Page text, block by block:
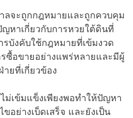
ลจะถูกกฎหมายและถูกควบคุม
หาเกี่ยวกับการหวยใต้ดินที่
บังคับใช้กฎหมายที่เข้มงวด
ซื้อขายอย่างแพร่หลายและมีผู้
ยที่เกี่ยวข้อง
ม่เข้มแข็งเพียงพอทำให้ปัญหา
อย่างเบ็ดเสร็จ และยังเป็น